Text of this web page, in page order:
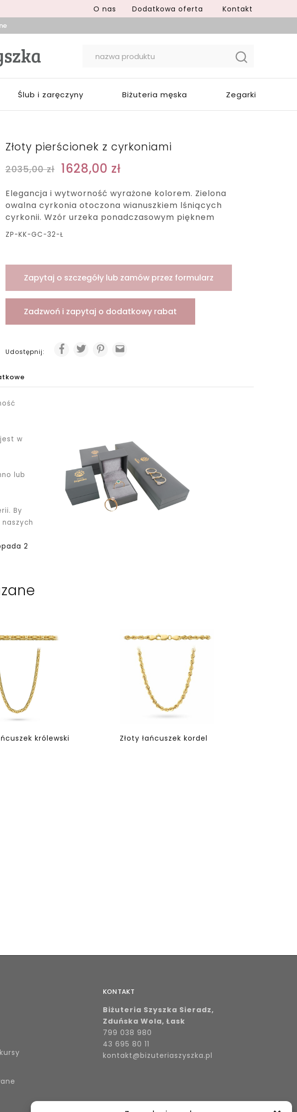
O nas Dodatkowa oferta Kontakt
Ślub i zaręczyny Biżuteria męska Zegarki
Złoty pierścionek z cyrkoniami
2035,00zł 1628,00 zł
Elegancja i wytworność wyrażone kolorem. Zielona
owalna cyrkonia otoczona wianuszkiem lśniących
cyrkonii. Wzór urzeka ponadczasowym pięknem
ZP-KK-GC-32-Ł
Zapytaj o szczegóły lub zamów przez formularz
Zadzwoń i zapytaj o dodatkowy rabat
Udostępnij:
w
lub
By
2
królewski Złoty łańcuszek kordel
KONTAKT
Biżuteria Szyszka Sieradz,
Zduńska Wola, Łask
799 038 980
43 695 80 11
kontakt@bizuteriaszyszka.pl